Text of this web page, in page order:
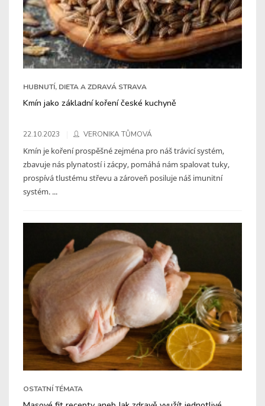
HUBNUTÍ, DIETA A ZDRAVÁ STRAVA
Kmín jako základní koření české kuchyně
22.10.2023 VERONIKA TŮMOVÁ
Kmín je koření prospěšné zejména pro náš trávicí systém,
zbavuje nás plynatostí i zácpy, pomáhá nám spalovat tuky,
prospívá tlustému střevu a zároveň posiluje náš imunitní
systém. ...
OSTATNÍ TÉMATA